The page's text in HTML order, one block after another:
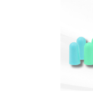
Incalzitoare si